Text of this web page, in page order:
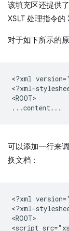
该填充区还提供
XSLT 处理指令的
对于如下所示的
<?xml
<?xml-
<ROOT>
可以添加一行来
换文档：
<?xml
<?xml-
<ROOT>
<script